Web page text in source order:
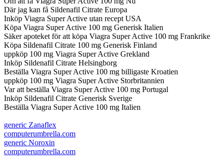
Där jag kan få Sildenafil Citrate Europa
Inköp Viagra Super Active utan recept USA
Köpa Viagra Super Active 100 mg Generisk Italien
Säker apoteket för att köpa Viagra Super Active 100 mg Frankrike
Köpa Sildenafil Citrate 100 mg Generisk Finland
uppköp 100 mg Viagra Super Active Grekland
Inköp Sildenafil Citrate Helsingborg
Beställa Viagra Super Active 100 mg billigaste Kroatien
uppköp 100 mg Viagra Super Active Storbritannien
Var att beställa Viagra Super Active 100 mg Portugal
Inköp Sildenafil Citrate Generisk Sverige
Beställa Viagra Super Active 100 mg Italien
generic Zanaflex
computerumbrella.com
generic Noroxin
computerumbrella.com